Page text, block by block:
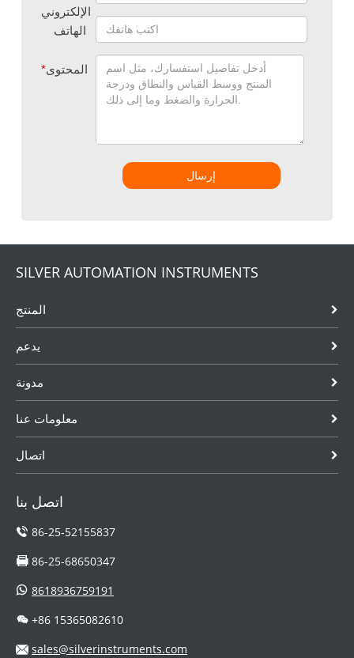
الإلكتروني
الهاتف
*المحتوى
إرسال
SILVER AUTOMATION INSTRUMENTS
المنتج
يدعم
مدونة
معلومات عنا
اتصال
اتصل بنا
86-25-52155837
86-25-68650347
8618936759191
+86 15365082610
sales@silverinstruments.com